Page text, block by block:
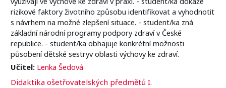
rizikové faktory životního způsobu identifikovat a vyhodnotit
s návrhem na možné zlepšení situace. - student/ka zná
základní národní programy podpory zdraví v České
republice. - student/ka obhajuje konkrétní možnosti
působení dětské sestryv oblasti výchovy ke zdraví.
Učitel: Lenka Šedová
Didaktika ošetřovatelských předmětů I.